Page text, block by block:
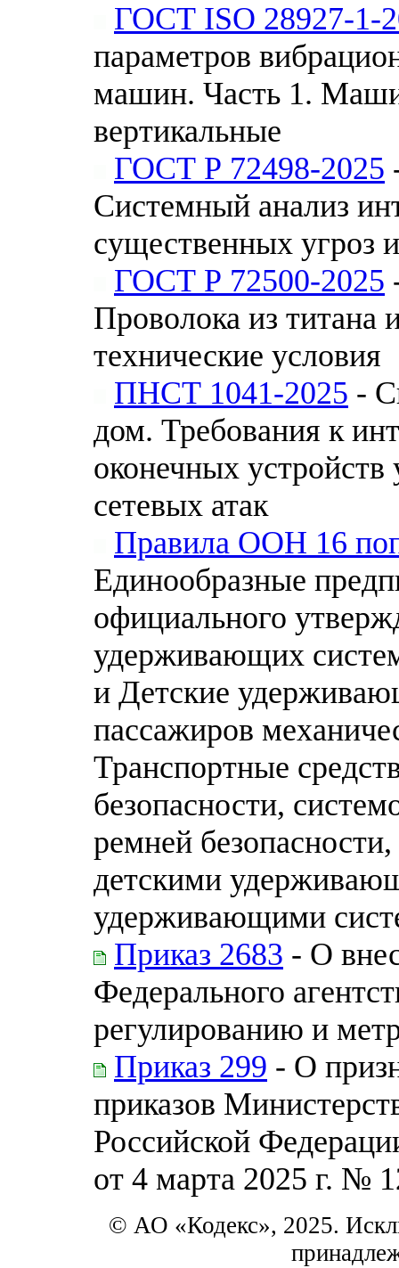
ГОСТ ISO 28927-1-
параметров
машин. Часть 1.
вертикальные
ГОСТ Р 72498-2025
Системный анализ
существенных угроз
ГОСТ Р 72500-2025
Проволока из титана
технические условия
ПНСТ 1041-2025 -
дом. Требования к
оконечных
сетевых атак
Правила ООН 16
Единообразные
официального
удерживающих
и Детские
пассажиров
Транспортные
безопасности,
ремней
детскими
удерживающими
Приказ 2683 - О
Федерального
регулированию и
Приказ 299 - О
приказов
Российской
от 4 марта 2025 г. №
© АО «Кодекс», 2025.